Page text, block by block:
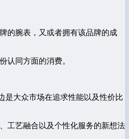
的腕表，又或者拥有该品牌的成
认同方面的消费。
是大众市场在追求性能以及性价比
工艺融合以及个性化服务的新想法